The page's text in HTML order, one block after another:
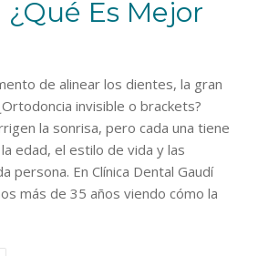
Es Mejor
de alinear los dientes, la gran
invisible o brackets?
la sonrisa, pero cada una tiene
edad, el estilo de vida y las
persona. En Clínica Dental Gaudí
más de 35 años viendo cómo la